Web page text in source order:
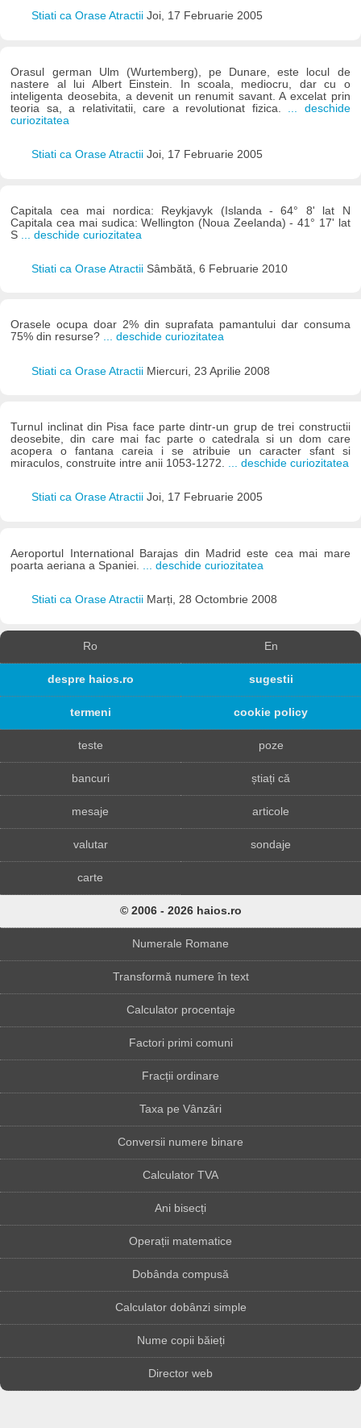
Stiati ca Orase Atractii Joi, 17 Februarie 2005
Orasul german Ulm (Wurtemberg), pe Dunare, este locul de
nastere al lui Albert Einstein. In scoala, mediocru, dar cu o
inteligenta deosebita, a devenit un renumit savant. A excelat prin
teoria sa, a relativitatii, care a revolutionat fizica.
... deschide
curiozitatea
Stiati ca Orase Atractii Joi, 17 Februarie 2005
Capitala cea mai nordica: Reykjavyk (Islanda - 64° 8' lat N
Capitala cea mai sudica: Wellington (Noua Zeelanda) - 41° 17' lat
S
... deschide curiozitatea
Stiati ca Orase Atractii Sâmbătă, 6 Februarie 2010
Orasele ocupa doar 2% din suprafata pamantului dar consuma
75% din resurse? ... deschide curiozitatea
Stiati ca Orase Atractii Miercuri, 23 Aprilie 2008
Turnul inclinat din Pisa face parte dintr-un grup de trei constructii
deosebite, din care mai fac parte o catedrala si un dom care
acopera o fantana careia i se atribuie un caracter sfant si
miraculos, construite intre anii 1053-1272. ... deschide curiozitatea
Stiati ca Orase Atractii Joi, 17 Februarie 2005
Aeroportul International Barajas din Madrid este cea mai mare
poarta aeriana a Spaniei.
... deschide curiozitatea
Stiati ca Orase Atractii Marți, 28 Octombrie 2008
Ro En
despre haios.ro sugestii
termeni cookie policy
teste poze
bancuri știați că
mesaje articole
valutar sondaje
carte
© 2006 - 2026 haios.ro
Numerale Romane
Transformă numere în text
Calculator procentaje
Factori primi comuni
Fracții ordinare
Taxa pe Vânzări
Conversii numere binare
Calculator TVA
Ani bisecți
Operații matematice
Dobânda compusă
Calculator dobânzi simple
Nume copii băieți
Director web